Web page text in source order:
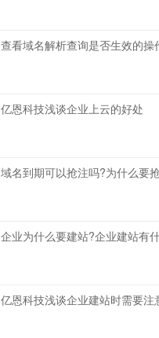
查看域名解析查询是否生效的操
亿恩科技浅谈企业上云的好处
域名到期可以抢注吗?为什么要
企业为什么要建站?企业建站有
亿恩科技浅谈企业建站时需要注